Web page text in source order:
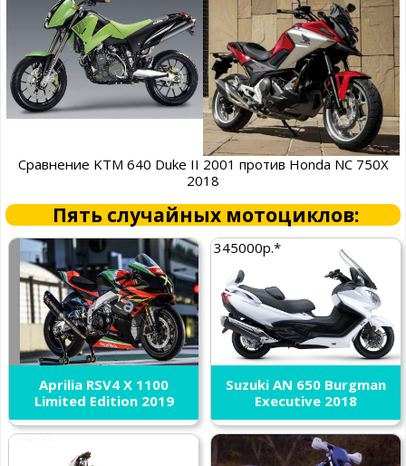
Сравнение KTM 640 Duke II 2001 против Honda NC 750X
2018
Пять случайных мотоциклов:
Aprilia RSV4 X 1100
Limited Edition 2019
345000р.*
Suzuki AN 650 Burgman
Executive 2018